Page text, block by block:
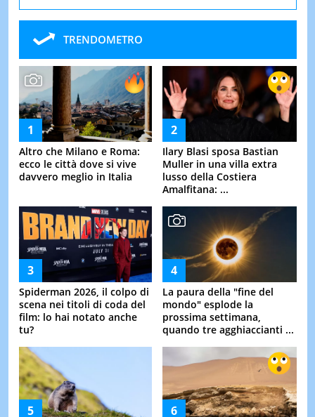
TRENDOMETRO
Altro che Milano e Roma:
ecco le città dove si vive
davvero meglio in Italia
Ilary Blasi sposa Bastian
Muller in una villa extra
lusso della Costiera
Amalfitana: ...
Spiderman 2026, il colpo di
scena nei titoli di coda del
film: lo hai notato anche
tu?
La paura della "fine del
mondo" esplode la
prossima settimana,
quando tre agghiaccianti ...